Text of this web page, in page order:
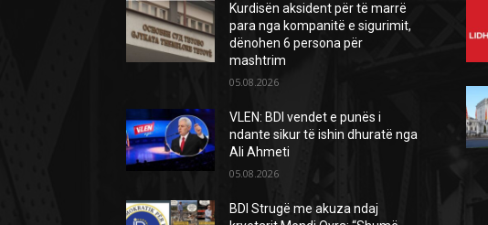
Kurdisën aksident për të marrë
para nga kompanitë e sigurimit,
dënohen 6 persona për
mashtrim
05.08.2026
VLEN: BDI vendet e punës i
ndante sikur të ishin dhuratë nga
Ali Ahmeti
05.08.2026
BDI Strugë me akuza ndaj